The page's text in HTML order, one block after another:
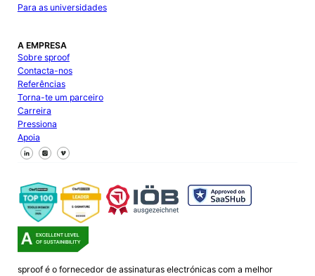
Para as universidades
A EMPRESA
Sobre sproof
Contacta-nos
Referências
Torna-te um parceiro
Carreira
Pressiona
Apoia
Segue-nos no Facebook
Segue-nos no X
Segue-nos no LinkedIn
sproof é o fornecedor de assinaturas electrónicas com a melhor